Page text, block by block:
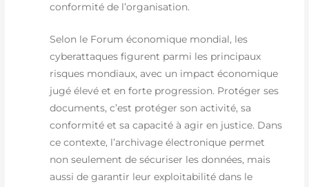
conformité de l’organisation.
Selon le Forum économique mondial, les
cyberattaques figurent parmi les principaux
risques mondiaux, avec un impact économique
jugé élevé et en forte progression. Protéger ses
documents, c’est protéger son activité, sa
conformité et sa capacité à agir en justice. Dans
ce contexte, l’archivage électronique permet
non seulement de sécuriser les données, mais
aussi de garantir leur exploitabilité dans le